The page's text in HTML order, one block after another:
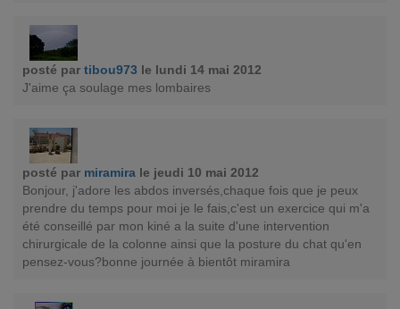
posté par tibou973 le lundi 14 mai 2012
J'aime ça soulage mes lombaires
posté par miramira le jeudi 10 mai 2012
Bonjour, j'adore les abdos inversés,chaque fois que je peux
prendre du temps pour moi je le fais,c'est un exercice qui m'a
été conseillé par mon kiné a la suite d'une intervention
chirurgicale de la colonne ainsi que la posture du chat qu'en
pensez-vous?bonne journée à bientôt miramira